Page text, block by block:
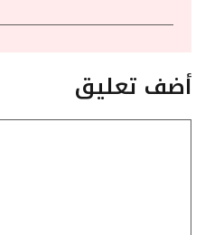
أضف تعليق